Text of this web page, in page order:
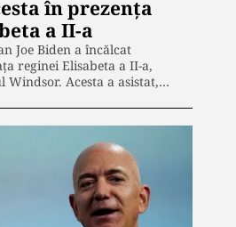
în prezenţa
a II-a
Joe Biden a încălcat
reginei Elisabeta a II-a,
Windsor. Acesta a asistat,…